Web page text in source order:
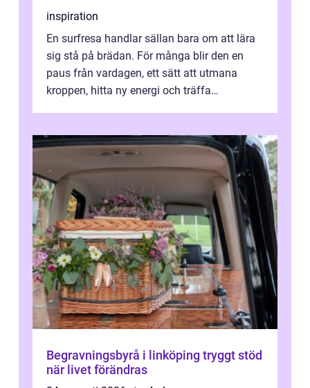
inspiration
En surfresa handlar sällan bara om att lära
sig stå på brädan. För många blir den en
paus från vardagen, ett sätt att utmana
kroppen, hitta ny energi och träffa
Begravningsbyrå i linköping tryggt stöd
när livet förändras